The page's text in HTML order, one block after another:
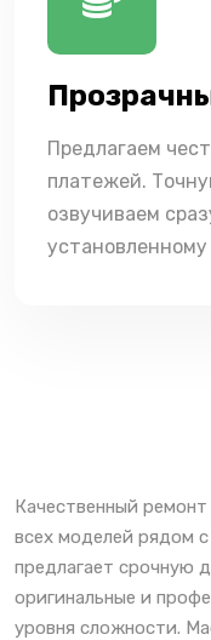
Предлагаем
платежей.
озвучиваем
установленному
Качественный
всех моделей рядом
предлагает срочную
оригинальные и
уровня сложности.